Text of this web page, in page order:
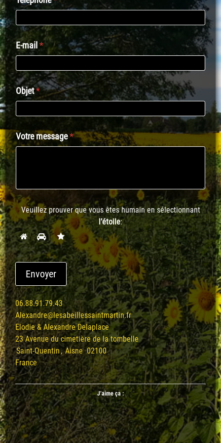
E-mail*
E
-
m
a
l
I
t
i
t
é
m
e
s
s
e
Objet*
Votre message*
Veuillez prouver que vous êtes humain en sélectionnant
l’étoile:
Envoyer
06.88.91.79.43
Alexandre@lesabeillessaintmartin.fr
Elodie & Alexandre Delaplace
23 Avenue du cimetière de la tombelle
Saint-Quentin,Aisne 02100
France
J’aime ça :